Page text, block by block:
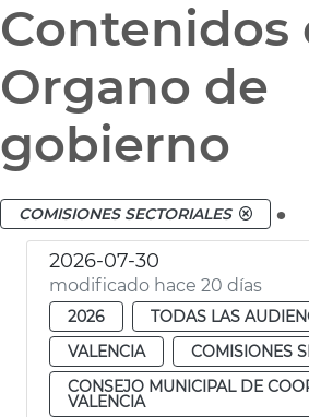
Contenidos
Organo de
gobierno
COMISIONES SECTORIALES .
2026-07-30
modificado hace 20 días
2026
TODAS LAS
VALENCIA
COMISIONES
CONSEJO MUNICIPAL DE
VALENCIA